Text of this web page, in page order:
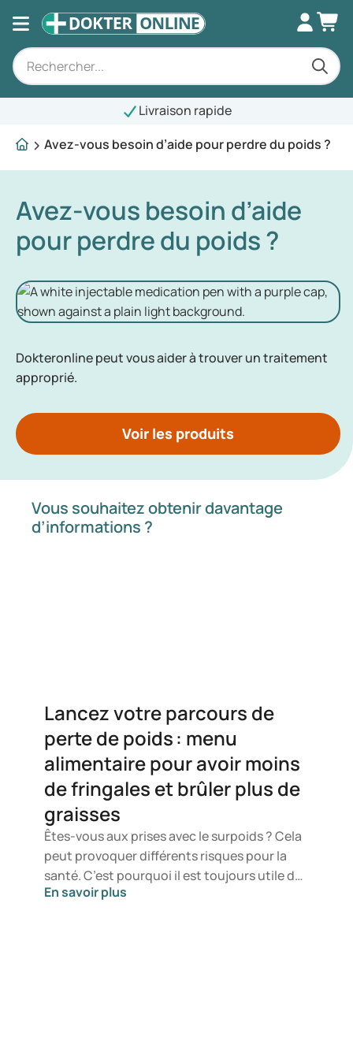
Livraison rapide
Avez-vous besoin d’aide pour perdre du poids ?
Avez-vous besoin d’aide
pour perdre du poids ?
Dokteronline peut vous aider à trouver un traitement
approprié.
Voir les produits
Vous souhaitez obtenir davantage
d’informations ?
Lancez votre parcours de
perte de poids : menu
alimentaire pour avoir moins
de fringales et brûler plus de
graisses
Êtes-vous aux prises avec le surpoids ? Cela
peut provoquer différents risques pour la
santé. C’est pourquoi il est toujours utile de
perdre du poids. Même une perte de
En savoir plus